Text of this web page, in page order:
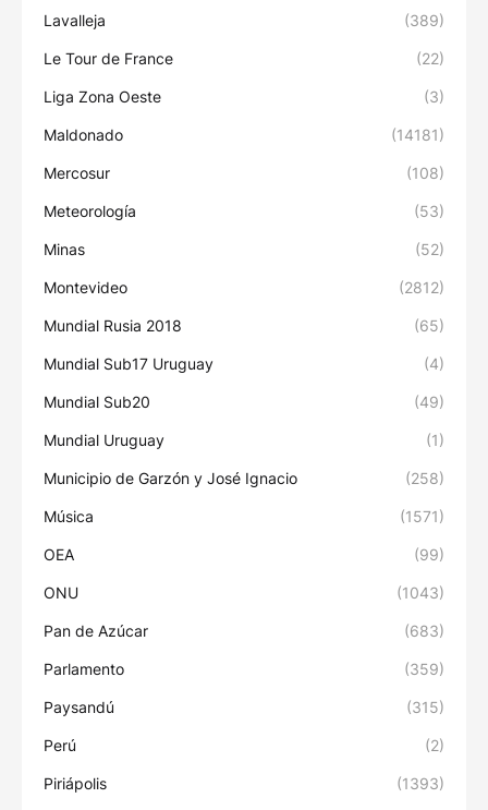
Lavalleja (389)
Le Tour de France (22)
Liga Zona Oeste (3)
Maldonado (14181)
Mercosur (108)
Meteorología (53)
Minas (52)
Montevideo (2812)
Mundial Rusia 2018 (65)
Mundial Sub17 Uruguay (4)
Mundial Sub20 (49)
Mundial Uruguay (1)
Municipio de Garzón y José Ignacio (258)
Música (1571)
OEA (99)
ONU (1043)
Pan de Azúcar (683)
Parlamento (359)
Paysandú (315)
Perú (2)
Piriápolis (1393)